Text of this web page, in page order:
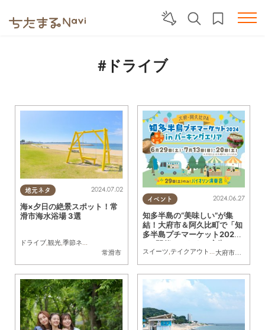
#ドライブ
地元ネタ
常滑市
2024.07.02
海×夕日の絶景スポット！常
滑市海水浴場 3選
ドライブ 観光 季節ネタ
イベント
大府市
,阿久比町
2024.06.27
知多半島の“美味しい”が集
結！大府市＆阿久比町で「知
多半島プチマーケット202
4」開催／ちたまる広告
スイーツ テイクアウト キッチンカー